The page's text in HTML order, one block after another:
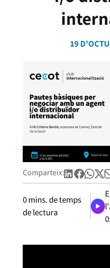
19
Comparteix:
0mins. de temps
de lectura